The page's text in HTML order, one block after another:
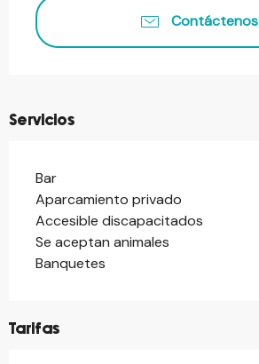
Contáctenos
Servicios
Bar
Aparcamiento privado
Accesible discapacitados
Se aceptan animales
Banquetes
Tarifas